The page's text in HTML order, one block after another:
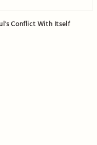
Conflict With Itself